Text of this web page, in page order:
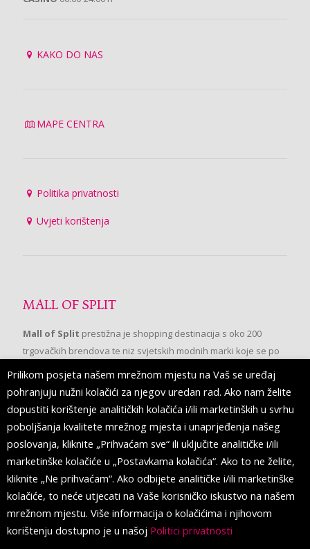
KAKO DO NAS
MAPE CENTRA
Politika privatnosti
Uvjeti korištenja
MALL OF SPLIT
Mall of Split prestižna je shopping destinacija s oko 200
trgovačkih brendova te niz svjetskih modnih marki koje se po
prvi put pojavljuju u Splitu.
PRATITE NAS
Prilikom posjeta našem mrežnom mjestu na Vaš se uređaj
pohranjuju nužni kolačići za njegov uredan rad. Ako nam želite
dopustiti korištenje analitičkih kolačića i/ili marketinških u svrhu
poboljšanja kvalitete mrežnog mjesta i unaprjeđenja našeg
poslovanja, kliknite „Prihvaćam sve“ ili uključite analitičke i/ili
marketinške kolačiće u „Postavkama kolačića“. Ako to ne želite,
kliknite „Ne prihvaćam“. Ako odbijete analitičke i/ili marketinške
kolačiće, to neće utjecati na Vaše korisničko iskustvo na našem
mrežnom mjestu. Više informacija o kolačićima i njihovom
korištenju dostupno je u našoj Politici privatnosti